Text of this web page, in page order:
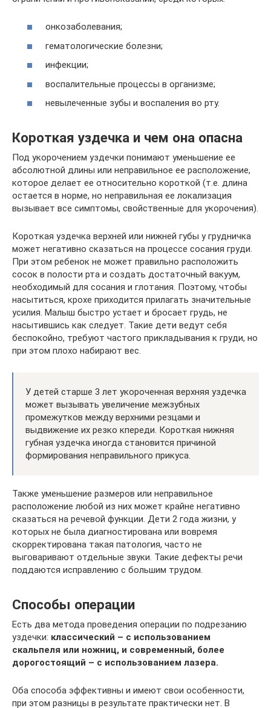
онкозаболевания;
гематологические болезни;
инфекции;
воспалительные процессы в организме;
невылеченные зубы и воспаления во рту.
Короткая уздечка и чем она опасна
Под укорочением уздечки понимают уменьшение ее
абсолютной длины или неправильное ее расположение,
которое делает ее относительно короткой (т.е. длина
остается в норме, но неправильная ее локализация
вызывает все симптомы, свойственные для укорочения).
Короткая уздечка верхней или нижней губы у грудничка
может негативно сказаться на процессе сосания груди.
При этом ребенок не может правильно расположить
сосок в полости рта и создать достаточный вакуум,
необходимый для сосания и глотания. Поэтому, чтобы
насытиться, крохе приходится прилагать значительные
усилия. Малыш быстро устает и бросает грудь, не
насытившись как следует. Такие дети ведут себя
беспокойно, требуют частого прикладывания к груди, но
при этом плохо набирают вес.
У детей старше 3 лет укороченная верхняя уздечка
может вызывать увеличение межзубных
промежутков между верхними резцами и
выдвижение их резко кпереди. Короткая нижняя
губная уздечка иногда становится причиной
формирования неправильного прикуса.
Также уменьшение размеров или неправильное
расположение любой из них может крайне негативно
сказаться на речевой функции. Дети 2 года жизни, у
которых не была диагностирована или вовремя
скорректирована такая патология, часто не
выговаривают отдельные звуки. Такие дефекты речи
поддаются исправлению с большим трудом.
Способы операции
Есть два метода проведения операции по подрезанию
уздечки: классический – с использованием
скальпеля или ножниц, и современный, более
дорогостоящий – с использованием лазера.
Оба способа эффективны и имеют свои особенности,
при этом разницы в результате практически нет. В